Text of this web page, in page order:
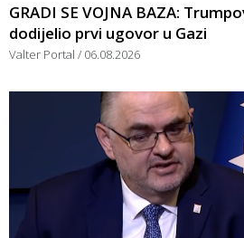
GRADI SE VOJNA BAZA:
dodijelio prvi ugovor u Gazi
Valter Portal 06.08.2026